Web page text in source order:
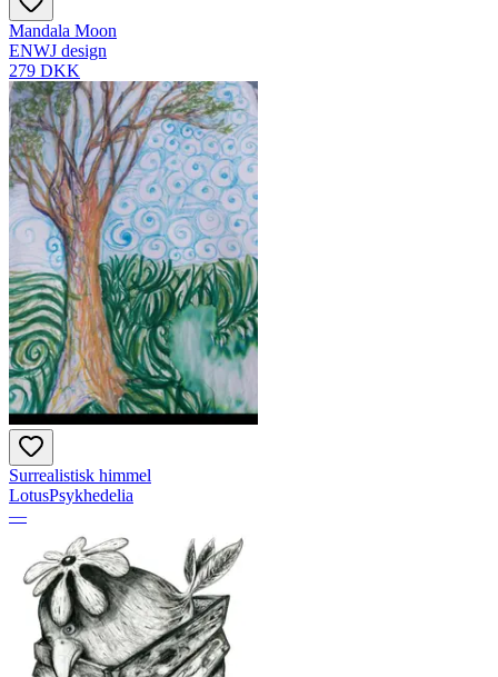
Mandala Moon
ENWJ design
279 DKK
Surrealistisk himmel
LotusPsykhedelia
—